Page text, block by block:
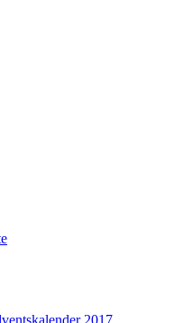
2017